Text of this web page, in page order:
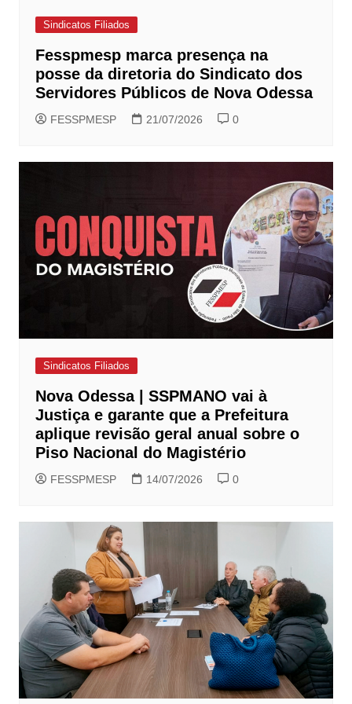
Sindicatos Filiados
Fesspmesp marca presença na
posse da diretoria do Sindicato dos
Servidores Públicos de Nova Odessa
FESSPMESP 21/07/2026 0
Sindicatos Filiados
Nova Odessa | SSPMANO vai à
Justiça e garante que a Prefeitura
aplique revisão geral anual sobre o
Piso Nacional do Magistério
FESSPMESP 14/07/2026 0